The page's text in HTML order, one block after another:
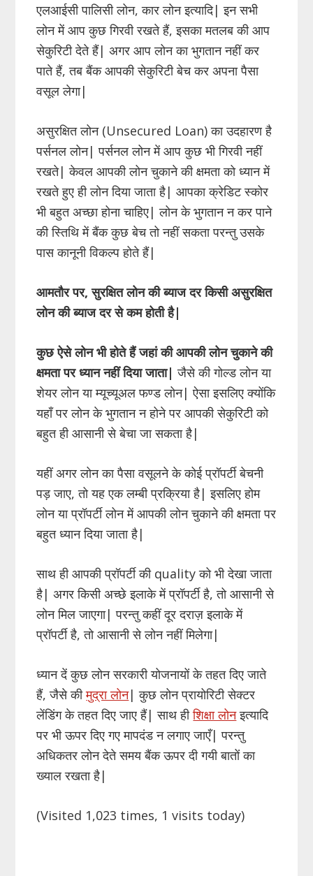
एलआईसी पालिसी लोन, कार लोन इत्यादि| इन सभी
लोन में आप कुछ गिरवी रखते हैं, इसका मतलब की आप
सेकुरिटी देते हैं| अगर आप लोन का भुगतान नहीं कर
पाते हैं, तब बैंक आपकी सेकुरिटी बेच कर अपना पैसा
वसूल लेगा|
असुरक्षित लोन (Unsecured Loan) का उदहारण है
पर्सनल लोन| पर्सनल लोन में आप कुछ भी गिरवी नहीं
रखते| केवल आपकी लोन चुकाने की क्षमता को ध्यान में
रखते हुए ही लोन दिया जाता है| आपका क्रेडिट स्कोर
भी बहुत अच्छा होना चाहिए| लोन के भुगतान न कर पाने
की स्तिथि में बैंक कुछ बेच तो नहीं सकता परन्तु उसके
पास कानूनी विकल्प होते हैं|
आमतौर पर, सुरक्षित लोन की ब्याज दर किसी असुरक्षित
लोन की ब्याज दर से कम होती है|
कुछ ऐसे लोन भी होते हैं जहां की आपकी लोन चुकाने की
क्षमता पर ध्यान नहीं दिया जाता|जैसे की गोल्ड लोन या
शेयर लोन या म्यूच्यूअल फण्ड लोन| ऐसा इसलिए क्योंकि
यहाँ पर लोन के भुगतान न होने पर आपकी सेकुरिटी को
बहुत ही आसानी से बेचा जा सकता है|
यहीं अगर लोन का पैसा वसूलने के कोई प्रॉपर्टी बेचनी
पड़ जाए, तो यह एक लम्बी प्रक्रिया है| इसलिए होम
लोन या प्रॉपर्टी लोन में आपकी लोन चुकाने की क्षमता पर
बहुत ध्यान दिया जाता है|
साथ ही आपकी प्रॉपर्टी की quality को भी देखा जाता
है| अगर किसी अच्छे इलाके में प्रॉपर्टी है, तो आसानी से
लोन मिल जाएगा| परन्तु कहीं दूर दराज़ इलाके में
प्रॉपर्टी है, तो आसानी से लोन नहीं मिलेगा|
ध्यान दें कुछ लोन सरकारी योजनायों के तहत दिए जाते
हैं, जैसे कीमुद्रा लोन| कुछ लोन प्रायोरिटी सेक्टर
लेंडिंग के तहत दिए जाए हैं| साथ हीशिक्षा लोनइत्यादि
पर भी ऊपर दिए गए मापदंड न लगाए जाएँ| परन्तु
अधिकतर लोन देते समय बैंक ऊपर दी गयी बातों का
ख्याल रखता है|
(Visited 1,023 times, 1 visits today)